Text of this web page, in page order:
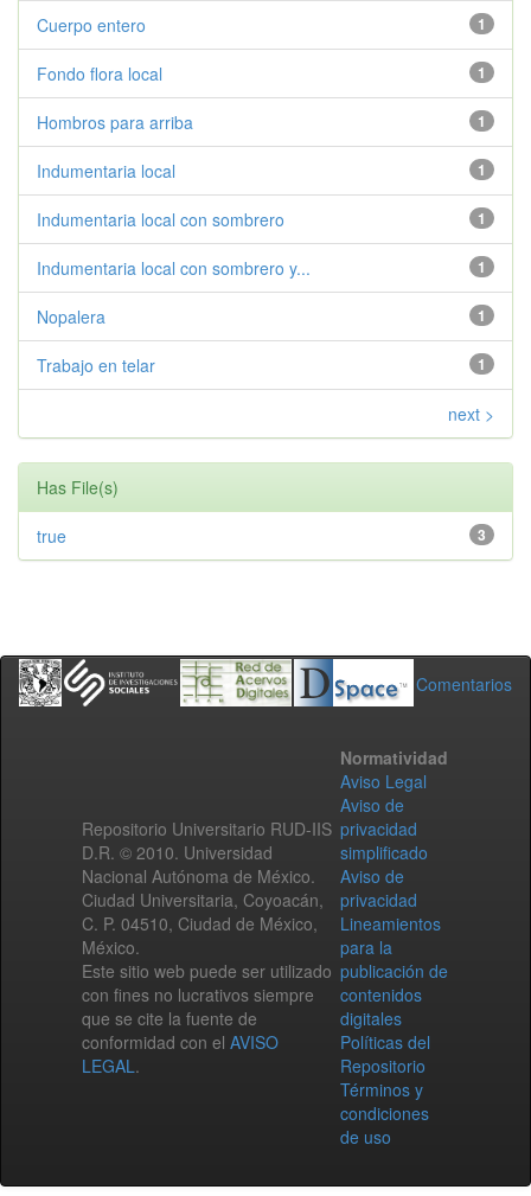
1
Cuerpo entero
1
Fondo flora local
1
Hombros para arriba
1
Indumentaria local
1
Indumentaria local con sombrero
1
Indumentaria local con sombrero y...
1
Nopalera
1
Trabajo en telar
next >
Has File(s)
3
true
Comentarios
Repositorio Universitario RUD-IIS
D.R. © 2010. Universidad
Nacional Autónoma de México.
Ciudad Universitaria, Coyoacán,
C. P. 04510, Ciudad de México,
México.
Este sitio web puede ser utilizado
con fines no lucrativos siempre
que se cite la fuente de
conformidad con el AVISO
LEGAL.
Normatividad
Aviso Legal
Aviso de
privacidad
simplificado
Aviso de
privacidad
Lineamientos
para la
publicación de
contenidos
digitales
Políticas del
Repositorio
Términos y
condiciones
de uso